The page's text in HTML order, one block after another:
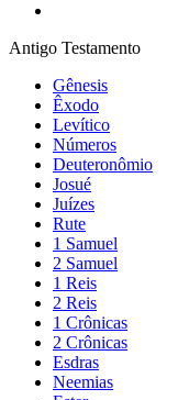
Antigo Testamento
Gênesis
Êxodo
Levítico
Números
Deuteronômio
Josué
Juízes
Rute
1 Samuel
2 Samuel
1 Reis
2 Reis
1 Crônicas
2 Crônicas
Esdras
Neemias